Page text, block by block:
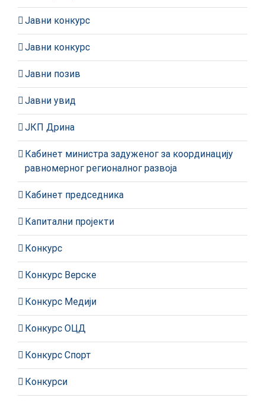
Јавни конкурс
Јавни конкурс
Јавни позив
Јавни увид
ЈКП Дрина
Кабинет министра задуженог за координацију
равномерног регионалног развоја
Кабинет председника
Капитални пројекти
Конкурс
Конкурс Верске
Конкурс Медији
Конкурс ОЦД
Конкурс Спорт
Конкурси